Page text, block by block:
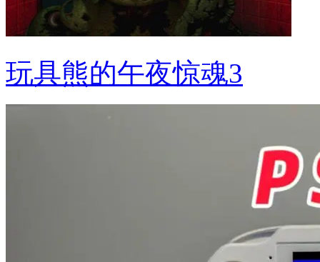
玩具熊的午夜惊魂3